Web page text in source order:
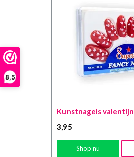
8,5
Kunstnagels valentijn
3,95
Shop nu